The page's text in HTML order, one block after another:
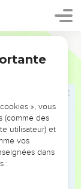
qui a pris soin
garçons !
et Isaac
abondamment
sa main
père pour la
celle de
mon père, car
», vous
(comme des
utilisateur) et
vos
dans
: